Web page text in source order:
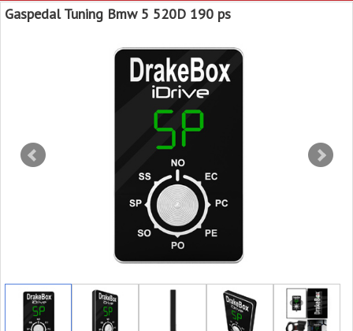
Gaspedal Tuning Bmw 5 520D 190 ps